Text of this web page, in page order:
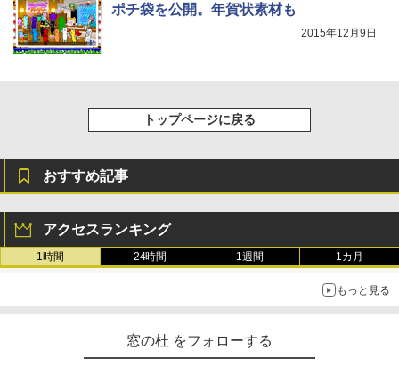
￥115,980
ポチ袋を公開。年賀状素材も
2015年12月9日
トップページに戻る
おすすめ記事
アクセスランキング
1時間 24時間 1週間 1カ月
もっと見る
窓の杜 をフォローする